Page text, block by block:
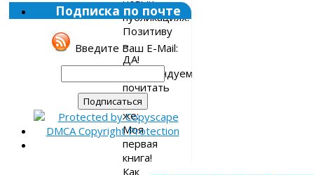
публикациях.
Позитиву
–
ДА!
Рекомендуем
почитать
так
же:
Моя
первая
книга!
Как
Подписка по почте
Введите Ваш E-Mail: